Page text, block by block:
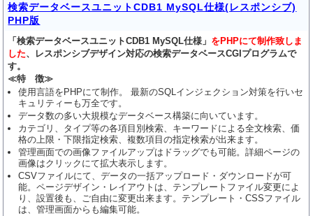
検索データベースユニットCDB1 MySQL仕様(レスポンシブ)
PHP版
「検索データベースユニットCDB1 MySQL仕様」 をPHPにて制作致しま
した、レスポンシブデザイン対応の検索データベースCGIプログラムで
す。
≪特 徴≫
使用言語をPHPにて制作。 最新のSQLインジェクション対策を行いセ
キュリティーも万全です。
データ数の多い大規模なデータベース構築に向いています。
カテゴリ、タイプ等の各項目別検索、キーワードによる全文検索、価
格の上限・下限指定検索、複数項目の指定検索が出来ます。
管理画面での画像ファイルアップはドラッグでも可能。詳細ページの
画像はクリックにて拡大表示します。
CSVファイルにて、データの一括アップロード・ダウンロードが可
能。ページデザイン・レイアウトは、テンプレートファイル変更によ
り、設置後も、ご自由に変更出来ます。テンプレート・CSSファイル
は、管理画面からも編集可能。